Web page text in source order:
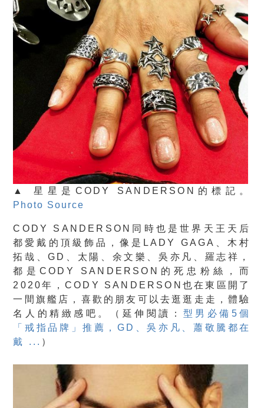
▲ 星星是CODY SANDERSON的標記。
Photo Source
CODY SANDERSON同時也是世界天王天后
都愛戴的頂級飾品，像是 LADY GAGA
木村
拓哉、GD、太陽、余文樂、吳亦凡、羅志祥 ，
都是CODY SANDERSON的死忠粉絲，而
2020年，CODY SANDERSON也在東區開了
一間旗艦店，喜歡的朋友可以去逛逛走走，體驗
名人的精緻感吧。（延伸閱讀： 型男必備5個
「戒指品牌」推薦，GD、吳亦凡、蕭敬騰都在
戴 ... ）